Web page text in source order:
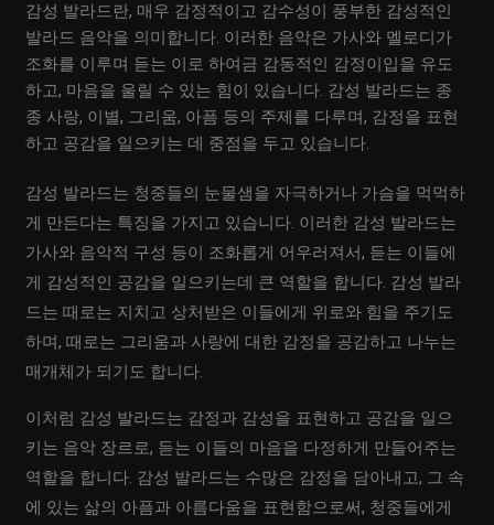
감성 발라드란, 매우 감정적이고 감수성이 풍부한 감성적인
발라드 음악을 의미합니다. 이러한 음악은 가사와 멜로디가
조화를 이루며 듣는 이로 하여금 감동적인 감정이입을 유도
하고, 마음을 울릴 수 있는 힘이 있습니다. 감성 발라드는 종
종 사랑, 이별, 그리움, 아픔 등의 주제를 다루며, 감정을 표현
하고 공감을 일으키는 데 중점을 두고 있습니다.
감성 발라드는 청중들의 눈물샘을 자극하거나 가슴을 먹먹하
게 만든다는 특징을 가지고 있습니다. 이러한 감성 발라드는
가사와 음악적 구성 등이 조화롭게 어우러져서, 듣는 이들에
게 감성적인 공감을 일으키는데 큰 역할을 합니다. 감성 발라
드는 때로는 지치고 상처받은 이들에게 위로와 힘을 주기도
하며, 때로는 그리움과 사랑에 대한 감정을 공감하고 나누는
매개체가 되기도 합니다.
이처럼 감성 발라드는 감정과 감성을 표현하고 공감을 일으
키는 음악 장르로, 듣는 이들의 마음을 다정하게 만들어주는
역할을 합니다. 감성 발라드는 수많은 감정을 담아내고, 그 속
에 있는 삶의 아픔과 아름다움을 표현함으로써, 청중들에게